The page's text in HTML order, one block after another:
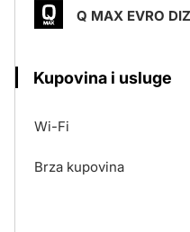
Q MAX EVRO
Kupovina i usluge
Wi-Fi
Brza kupovina